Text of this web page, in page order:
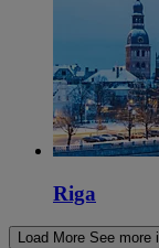
Riga
Load More See more